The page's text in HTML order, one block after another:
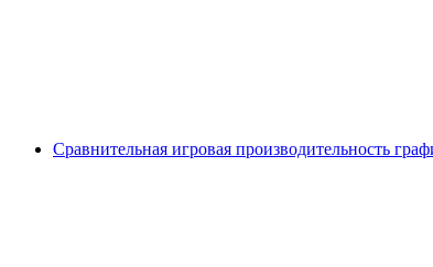
Сравнительная игровая производительность